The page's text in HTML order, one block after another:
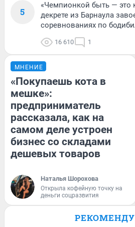
5
«Чемпионкой быть — это
декрете из Барнаула
соревнованиях по
16 610 1
МНЕНИЕ
«Покупаешь кота в
мешке»:
предприниматель
рассказала, как на
самом деле устроен
бизнес со складами
дешевых товаров
Наталья Шорохова
Открыла кофейную точку на
деньги соцразвития